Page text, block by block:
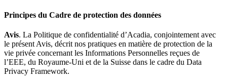
Principes du Cadre de protection des données
Avis. La Politique de confidentialité d’Acadia, conjointement avec
le présent Avis, décrit nos pratiques en matière de protection de la
vie privée concernant les Informations Personnelles reçues de
l’EEE, du Royaume-Uni et de la Suisse dans le cadre du Data
Privacy Framework.